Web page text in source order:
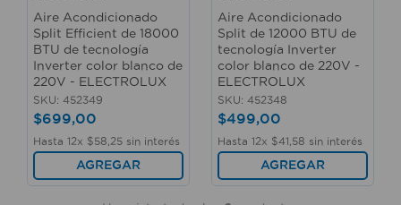
Aire Acondicionado
Split Efficient de 18000
BTU de tecnología
Inverter color blanco de
220V - ELECTROLUX
SKU: 452349
$699,00
Hasta 12x $58 25 sin interés
AGREGAR
Aire Acondicionado
Split de 12000 BTU de
tecnología Inverter
color blanco de 220V -
ELECTROLUX
SKU: 452348
$499,00
Hasta 12x $41 58 sin interés
AGREGAR